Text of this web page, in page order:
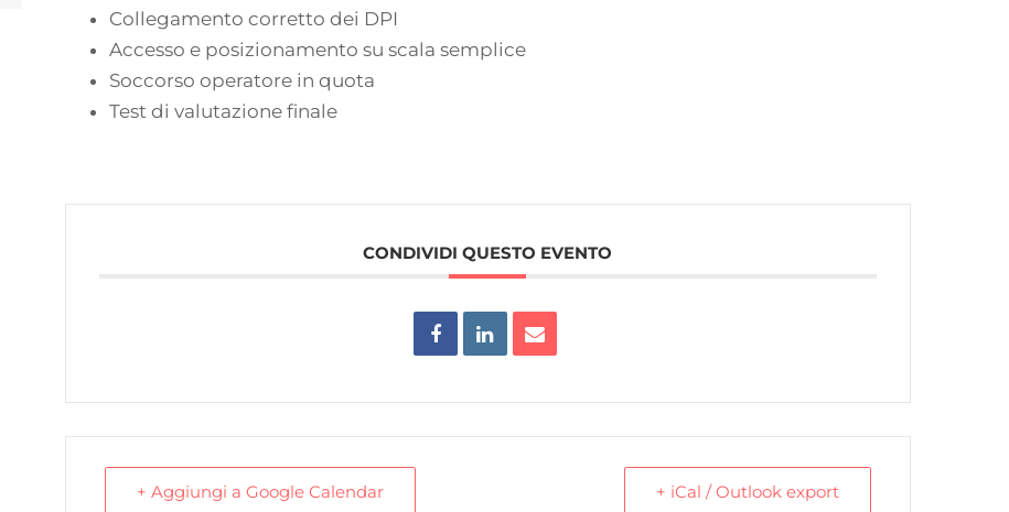
Collegamento corretto dei DPI
Accesso e posizionamento su scala semplice
Soccorso operatore in quota
Test di valutazione finale
CONDIVIDI QUESTO EVENTO
+ Aggiungi a Google Calendar + iCal / Outlook export